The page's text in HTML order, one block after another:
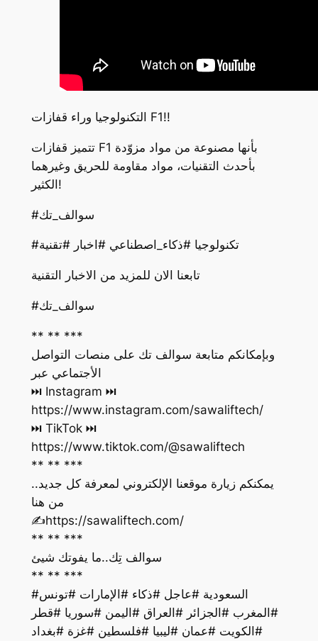
التكنولوجيا وراء قفازات F1!!
تتميز قفازات F1 بأنها مصنوعة من مواد مزوّدة
بأحدث التقنيات، مواد مقاومة للحريق وغيرهما
الكثير!
#سوالف_تك
#تكنولوجيا #ذكاء_اصطناعي #اخبار #تقنية
تابعنا الان للمزيد من الاخبار التقنية
#سوالف_تك
** ** ***
وبإمكانكم متابعة سوالف تك على منصات التواصل
الأجتماعي عبر
https://www.instagram.com/sawaliftech/
https://www.tiktok.com/@sawaliftech
** ** ***
يمكنكم زيارة موقعنا الإلكتروني لمعرفة كل جديد..
من هنا
‏✍️https://sawaliftech.com/
** ** ***
سوالف تِك..ما يفوتك شيئ
** ** ***
#السعودية #عاجل #ذكاء #الإمارات #تونس
#المغرب #الجزائر #العراق #اليمن #سوريا #قطر
#الكويت #عمان #ليبيا #فلسطين #غزة #بغداد